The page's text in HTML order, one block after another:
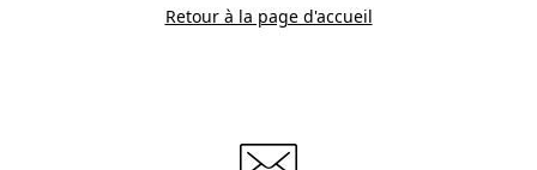
Retour à la page d'accueil